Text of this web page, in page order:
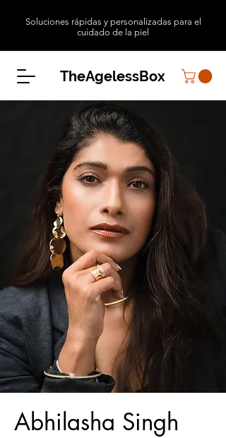
Soluciones rápidas y personalizadas para el
cuidado de la piel
TheAgelessBox
Abhilasha Singh